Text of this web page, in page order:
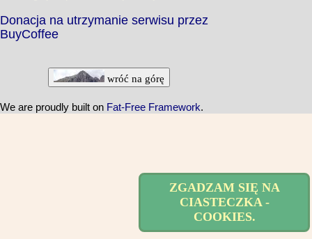
ZGADZAM SIĘ NA
CIASTECZKA -
COOKIES.
Donacja na utrzymanie serwisu przez
BuyCoffee
wróć na górę
We are proudly built on Fat-Free Framework.